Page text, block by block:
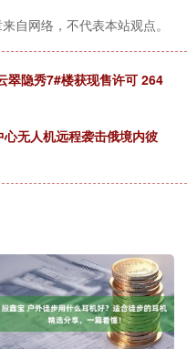
自网络，不代表本站观点。
翠隐秀7#楼获现售许可 264
无人机远程袭击俄境内彼